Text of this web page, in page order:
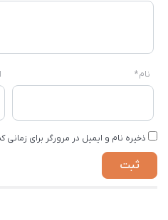
نام*
ذخیره نام و ایمیل در مرورگر برای